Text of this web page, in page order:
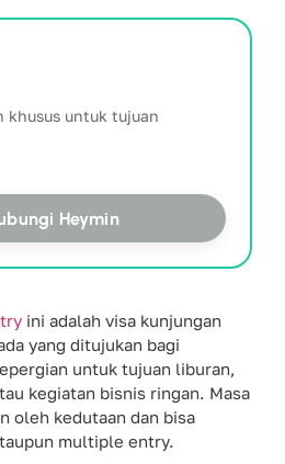
khusus untuk tujuan
Heymin
ini adalah visa kunjungan
yang ditujukan bagi
untuk tujuan liburan,
kegiatan bisnis ringan. Masa
oleh kedutaan dan bisa
multiple entry.